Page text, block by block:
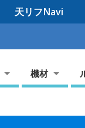
天リフNavi
機材